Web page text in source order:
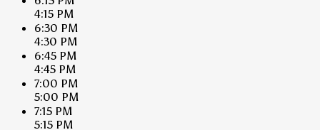
4:15 PM
6:30 PM
4:30 PM
6:45 PM
4:45 PM
7:00 PM
5:00 PM
7:15 PM
5:15 PM